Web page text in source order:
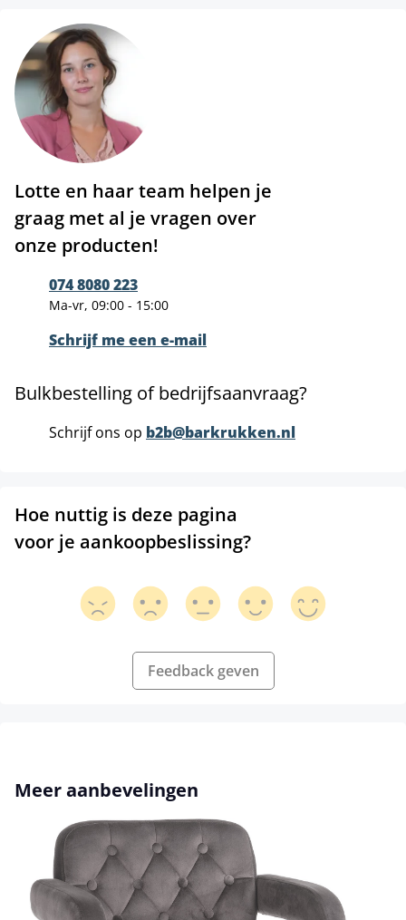
Lotte en haar team helpen je
graag met al je vragen over
onze producten!
074 8080 223
Ma-vr, 09:00 - 15:00
Schrijf me een e-mail
Bulkbestelling of bedrijfsaanvraag?
Schrijf ons op b2b@barkrukken.nl
Hoe nuttig is deze pagina
voor je aankoopbeslissing?
Feedback geven
Productgalerij overslaan
Meer aanbevelingen